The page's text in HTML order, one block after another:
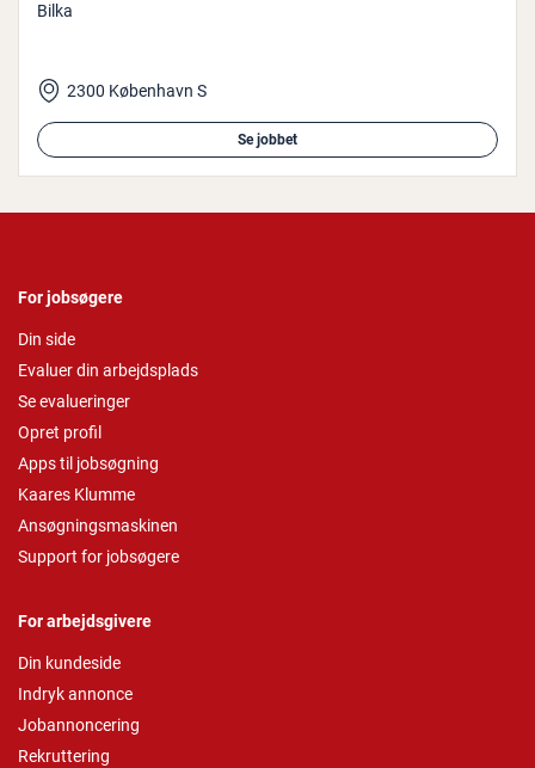
Bilka
2300 København S
Se jobbet
For jobsøgere
Din side
Evaluer din arbejdsplads
Se evalueringer
Opret profil
Apps til jobsøgning
Kaares Klumme
Ansøgningsmaskinen
Support for jobsøgere
For arbejdsgivere
Din kundeside
Indryk annonce
Jobannoncering
Rekruttering